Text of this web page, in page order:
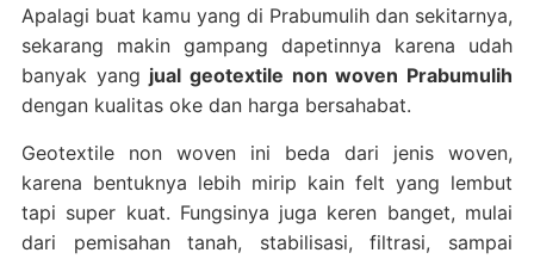
Apalagi buat kamu yang di Prabumulih dan sekitarnya,
sekarang makin gampang dapetinnya karena udah
banyak yang jual geotextile non woven Prabumulih
dengan kualitas oke dan harga bersahabat.
Geotextile non woven ini beda dari jenis woven,
karena bentuknya lebih mirip kain felt yang lembut
tapi super kuat. Fungsinya juga keren banget, mulai
dari pemisahan tanah, stabilisasi, filtrasi, sampai